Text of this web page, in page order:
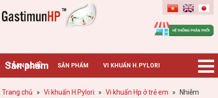
Gastimunhp
Sản phẩm
TRANG CHỦ SẢN PHẨM VI KHUẨN H.PYLORI
BỆNH DẠ DÀY TIN TỨC – SỰ KIỆN HƯỚNG DẪN MUA HÀNG
Trang chủ » Vi khuẩn H.Pylori » Vi khuẩn Hp ở trẻ em »
Nhiễm